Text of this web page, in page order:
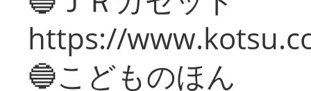
https://
🔵こどものほん